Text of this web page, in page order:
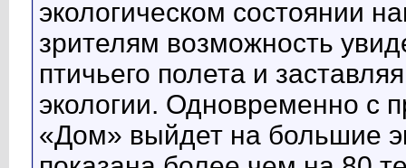
экологическом состоянии
зрителям возможность
птичьего полета и
экологии. Одновременно с
«Дом» выйдет на большие